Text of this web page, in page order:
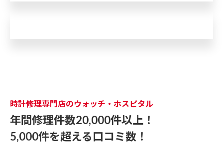
時計修理専門店のウォッチ・ホスピタル
年間修理件数20,000件以上！
5,000件を超える口コミ数！